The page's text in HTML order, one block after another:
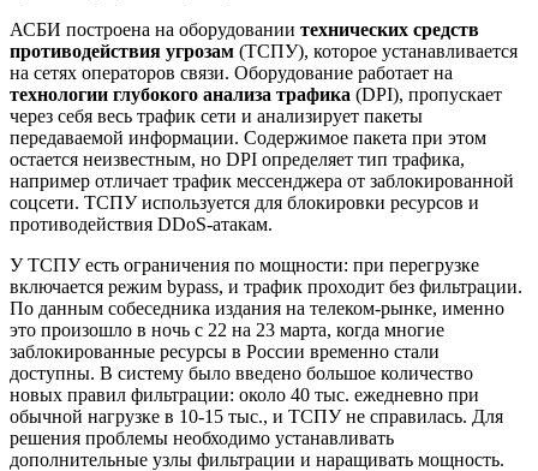
АСБИ построена на оборудовании технических средств
противодействия угрозам (ТСПУ), которое устанавливается
на сетях операторов связи. Оборудование работает на
технологии глубокого анализа трафика (DPI), пропускает
через себя весь трафик сети и анализирует пакеты
передаваемой информации. Содержимое пакета при этом
остается неизвестным, но DPI определяет тип трафика,
например отличает трафик мессенджера от заблокированной
соцсети. ТСПУ используется для блокировки ресурсов и
противодействия DDoS-атакам.
У ТСПУ есть ограничения по мощности: при перегрузке
включается режим bypass, и трафик проходит без фильтрации.
По данным собеседника издания на телеком-рынке, именно
это произошло в ночь с 22 на 23 марта, когда многие
заблокированные ресурсы в России временно стали
доступны. В систему было введено большое количество
новых правил фильтрации: около 40 тыс. ежедневно при
обычной нагрузке в 10-15 тыс., и ТСПУ не справилась. Для
решения проблемы необходимо устанавливать
дополнительные узлы фильтрации и наращивать мощность.